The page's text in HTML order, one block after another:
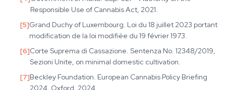
Responsible Use of Cannabis Act, 2021.
[5]Grand Duchy of Luxembourg. Loi du 18 juillet 2023 portant
modification de la loi modifiée du 19 février 1973.
[6]Corte Suprema di Cassazione. Sentenza No. 12348/2019,
Sezioni Unite, on minimal domestic cultivation.
[7]Beckley Foundation. European Cannabis Policy Briefing